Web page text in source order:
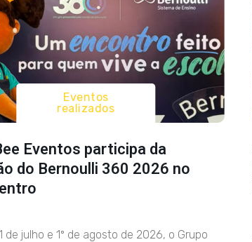
Eventos
realizados
Eventos participa da
do Bernoulli 360 2026 no
de julho e 1º de agosto de 2026, o Grupo